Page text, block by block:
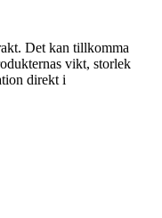
Det kan tillkomma
vikt, storlek
direkt i